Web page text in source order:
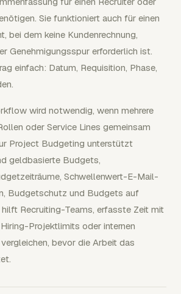
Sie funktioniert auch für einen
bei dem keine Kundenrechnung,
Genehmigungsspur erforderlich ist.
einfach: Datum, Requisition, Phase,
wird notwendig, wenn mehrere
oder Service Lines gemeinsam
Project Budgeting unterstützt
geldbasierte Budgets,
Schwellenwert-E-Mail-
Budgetschutz und Budgets auf
hilft Recruiting-Teams, erfasste Zeit mit
Projektlimits oder internen
bevor die Arbeit das